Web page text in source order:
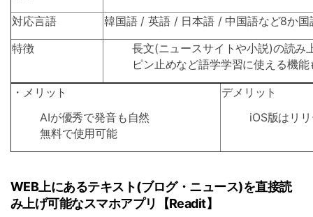
対応言語
韓国語 / 英語 / 日本語 / 中国語など8か国
特徴
長文(ニュースサイトや小説)の読み
ピン止めなど語学学習に使える機能
・メリット
AIが優秀で発音も自然
無料で使用可能
デメリット
iOS版はリ
WEB上にあるテキスト(ブログ・ニュース)を直接読
み上げ可能なスマホアプリ【Readit】